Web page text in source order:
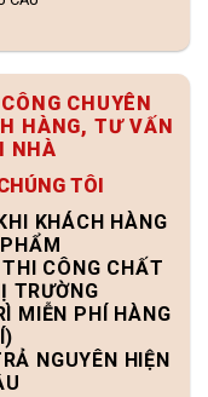
CHUYÊN
HÀNG, TƯ VẤN
NHÀ
TÔI
KHÁCH HÀNG
CÔNG CHẤT
TRƯỜNG
MIỄN PHÍ HÀNG
NGUYÊN HIỆN